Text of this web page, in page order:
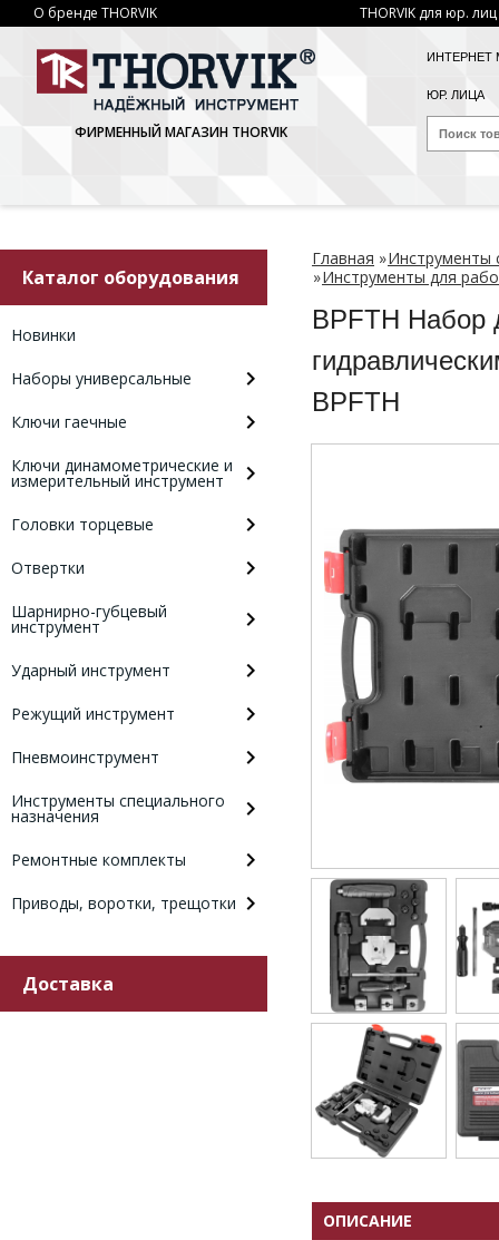
О бренде THORVIK THORVIK для юр. лиц
ФИРМЕННЫЙ МАГАЗИН THORVIK
ИНТЕРНЕТ
ЮР. ЛИЦА
Каталог оборудования
Новинки
Наборы универсальные
Ключи гаечные
Ключи динамометрические и
измерительный инструмент
Головки торцевые
Отвертки
Шарнирно-губцевый
инструмент
Ударный инструмент
Режущий инструмент
Пневмоинструмент
Инструменты специального
назначения
Ремонтные комплекты
Приводы, воротки, трещотки
Доставка
Главная »Инструменты
»Инструменты для
BPFTH Набор
BPFTH
ОПИСАНИЕ